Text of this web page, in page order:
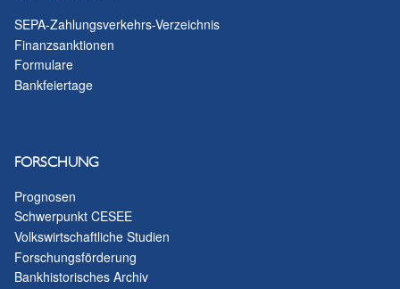
SEPA-Zahlungsverkehrs-Verzeichnis
Finanzsanktionen
Formulare
Bankfeiertage
FORSCHUNG
Prognosen
Schwerpunkt CESEE
Volkswirtschaftliche Studien
Forschungsförderung
Bankhistorisches Archiv